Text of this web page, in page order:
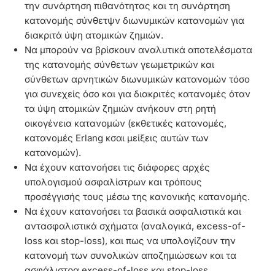
την συνάρτηση πιθανότητας και τη συνάρτηση
κατανομής σύνθετψν διωνυμικών κατανομών για
διακριτά ύψη ατομικών ζημιών.
Να μπορούν να βρίσκουν αναλυτικά αποτελέσματα
της κατανομής σύνθετων γεωμετρικών και
σύνθετων αρνητικών διωνυμικών κατανομών τόσο
για συνεχείς όσο και για διακριτές κατανομές όταν
τα ύψη ατομικών ζημιών ανήκουν στη ρητή
οικογένεια κατανομών (εκθετικές κατανομές,
κατανομές Erlang κσαι μείξεις αυτών των
κατανομών).
Να έχουν κατανοήσει τις διάφορες αρχές
υπολογισμού ασφαλίστρων και τρόπους
προσέγγισής τους μέσω της κανονικής κατανομής.
Να έχουν κατανοήσει τα βασικά ασφαλιστικά και
αντασφαλιστικά σχήματα (αναλογικά, excess-of-
loss και stop-loss), και πως να υπολογίζουν την
κατανομή των συνολικών αποζημιώσεων και τα